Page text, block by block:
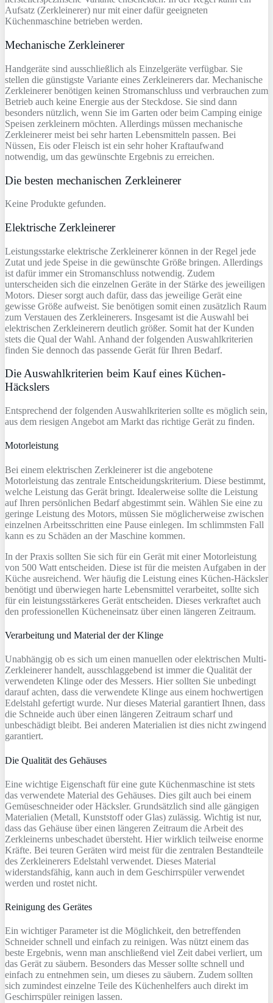
Aufsatz (Zerkleinerer) nur mit einer dafür geeigneten
Küchenmaschine betrieben werden.
Mechanische Zerkleinerer
Handgeräte sind ausschließlich als Einzelgeräte verfügbar. Sie
stellen die günstigste Variante eines Zerkleinerers dar. Mechanische
Zerkleinerer benötigen keinen Stromanschluss und verbrauchen zum
Betrieb auch keine Energie aus der Steckdose. Sie sind dann
besonders nützlich, wenn Sie im Garten oder beim Camping einige
Speisen zerkleinern möchten. Allerdings müssen mechanische
Zerkleinerer meist bei sehr harten Lebensmitteln passen. Bei
Nüssen, Eis oder Fleisch ist ein sehr hoher Kraftaufwand
notwendig, um das gewünschte Ergebnis zu erreichen.
Die besten mechanischen Zerkleinerer
Keine Produkte gefunden.
Elektrische Zerkleinerer
Leistungsstarke elektrische Zerkleinerer können in der Regel jede
Zutat und jede Speise in die gewünschte Größe bringen. Allerdings
ist dafür immer ein Stromanschluss notwendig. Zudem
unterscheiden sich die einzelnen Geräte in der Stärke des jeweiligen
Motors. Dieser sorgt auch dafür, dass das jeweilige Gerät eine
gewisse Größe aufweist. Sie benötigen somit einen zusätzlich Raum
zum Verstauen des Zerkleinerers. Insgesamt ist die Auswahl bei
elektrischen Zerkleinerern deutlich größer. Somit hat der Kunden
stets die Qual der Wahl. Anhand der folgenden Auswahlkriterien
finden Sie dennoch das passende Gerät für Ihren Bedarf.
Die Auswahlkriterien beim Kauf eines Küchen-
Häckslers
Entsprechend der folgenden Auswahlkriterien sollte es möglich sein,
aus dem riesigen Angebot am Markt das richtige Gerät zu finden.
Motorleistung
Bei einem elektrischen Zerkleinerer ist die angebotene
Motorleistung das zentrale Entscheidungskriterium. Diese bestimmt,
welche Leistung das Gerät bringt. Idealerweise sollte die Leistung
auf Ihren persönlichen Bedarf abgestimmt sein. Wählen Sie eine zu
geringe Leistung des Motors, müssen Sie möglicherweise zwischen
einzelnen Arbeitsschritten eine Pause einlegen. Im schlimmsten Fall
kann es zu Schäden an der Maschine kommen.
In der Praxis sollten Sie sich für ein Gerät mit einer Motorleistung
von 500 Watt entscheiden. Diese ist für die meisten Aufgaben in der
Küche ausreichend. Wer häufig die Leistung eines Küchen-Häcksler
benötigt und überwiegen harte Lebensmittel verarbeitet, sollte sich
für ein leistungsstärkeres Gerät entscheiden. Dieses verkraftet auch
den professionellen Kücheneinsatz über einen längeren Zeitraum.
Verarbeitung und Material der der Klinge
Unabhängig ob es sich um einen manuellen oder elektrischen Multi-
Zerkleinerer handelt, ausschlaggebend ist immer die Qualität der
verwendeten Klinge oder des Messers. Hier sollten Sie unbedingt
darauf achten, dass die verwendete Klinge aus einem hochwertigen
Edelstahl gefertigt wurde. Nur dieses Material garantiert Ihnen, dass
die Schneide auch über einen längeren Zeitraum scharf und
unbeschädigt bleibt. Bei anderen Materialien ist dies nicht zwingend
garantiert.
Die Qualität des Gehäuses
Eine wichtige Eigenschaft für eine gute Küchenmaschine ist stets
das verwendete Material des Gehäuses. Dies gilt auch bei einem
Gemüseschneider oder Häcksler. Grundsätzlich sind alle gängigen
Materialien (Metall, Kunststoff oder Glas) zulässig. Wichtig ist nur,
dass das Gehäuse über einen längeren Zeitraum die Arbeit des
Zerkleinerns unbeschadet übersteht. Hier wirklich teilweise enorme
Kräfte. Bei teuren Geräten wird meist für die zentralen Bestandteile
des Zerkleinerers Edelstahl verwendet. Dieses Material
widerstandsfähig, kann auch in dem Geschirrspüler verwendet
werden und rostet nicht.
Reinigung des Gerätes
Ein wichtiger Parameter ist die Möglichkeit, den betreffenden
Schneider schnell und einfach zu reinigen. Was nützt einem das
beste Ergebnis, wenn man anschließend viel Zeit dabei verliert, um
das Gerät zu säubern. Besonders das Messer sollte schnell und
einfach zu entnehmen sein, um dieses zu säubern. Zudem sollten
sich zumindest einzelne Teile des Küchenhelfers auch direkt im
Geschirrspüler reinigen lassen.